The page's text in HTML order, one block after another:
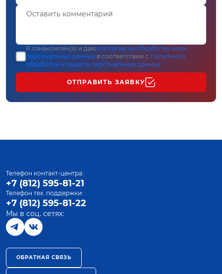
Я ознакомлен(а) и даю согласие на обработку моих
персональных данных в соответствии с Политикой
обработки и защиты персональных данных
ОТПРАВИТЬ ЗАЯВКУ
Телефон контакт-центра:
+7 (812) 595-81-21
Телефон тех. поддержки:
+7 (812) 595-81-22
Мы в соц. сетях:
ОБРАТНАЯ СВЯЗЬ